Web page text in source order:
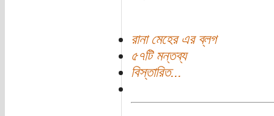
রানা মেহের এর ব্লগ
৫৭টি মন্তব্য
বিস্তারিত...